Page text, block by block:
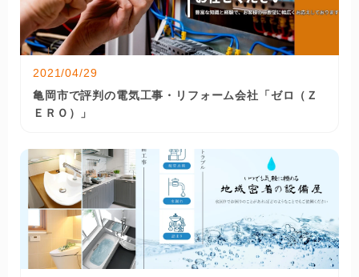
2021/04/29
亀岡市で評判の電気工事・リフォーム会社「ゼロ（Ｚ
ＥＲＯ）」